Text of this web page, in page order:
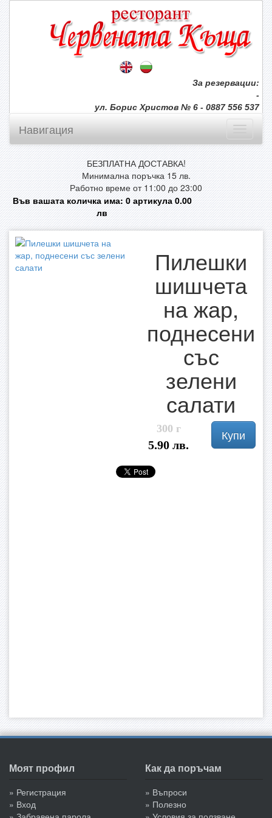
За резервации:
-
ул. Борис Христов № 6 - 0887 556 537
Навигация
БЕЗПЛАТНА ДОСТАВКА!
Минимална поръчка 15 лв.
Работно време от 11:00 до 23:00
Във вашата количка има:0артикула0.00
лв
Пилешки
шишчета
на жар,
поднесени
със
зелени
салати
300 г
5.90 лв.
Купи
Моят профил
» Регистрация
» Вход
Как да поръчам
» Въпроси
» Полезно